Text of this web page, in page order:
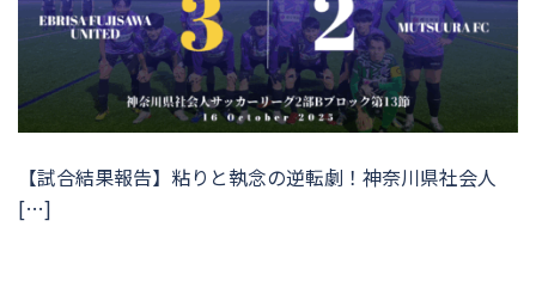
【試合結果報告】粘りと執念の逆転劇！神奈川県社会人
[…]